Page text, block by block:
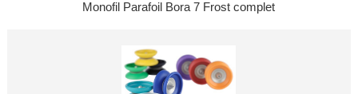
Monofil Parafoil Bora 7 Frost complet